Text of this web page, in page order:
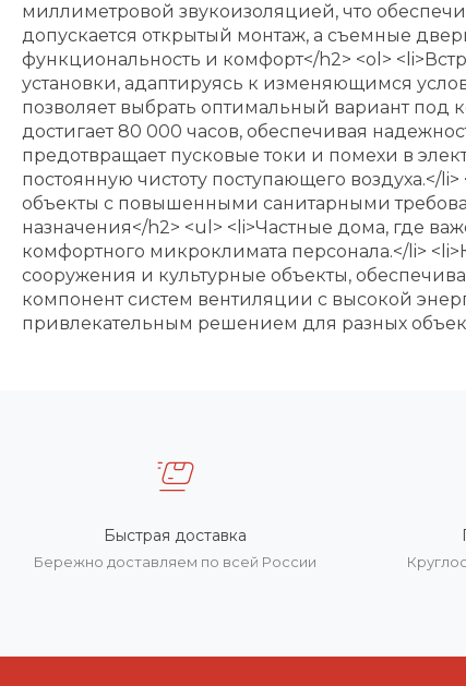
миллиметровой звукоизоляцией, что
допускается открытый монтаж, а съемные
функциональность и комфорт</h2> <ol>
установки, адаптируясь к изменяющимся
позволяет выбрать оптимальный вариант под
достигает 80 000 часов, обеспечивая
предотвращает пусковые токи и помехи в
постоянную чистоту поступающего воздуха.</
объекты с повышенными санитарными
назначения</h2> <ul> <li>Частные дома, где
комфортного микроклимата персонала.</li>
сооружения и культурные объекты,
компонент систем вентиляции с высокой
привлекательным решением для разных
Быстрая доставка
Бережно доставляем по всей России